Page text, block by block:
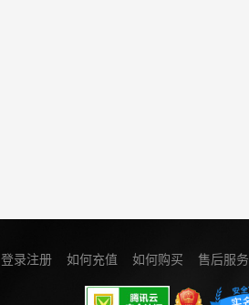
登录注册 如何充值 如何购买 售后服务